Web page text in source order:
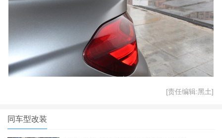
[责任编辑:黑土]
同车型改装